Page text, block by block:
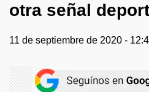
otra señal
11 de septiembre de 2020 -